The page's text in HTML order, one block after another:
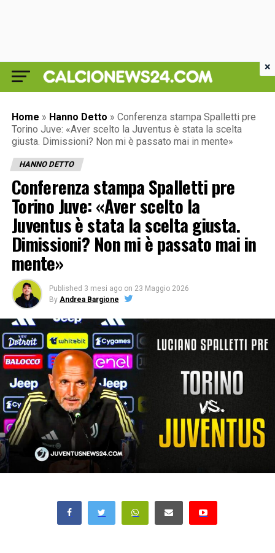
Home » Hanno Detto » Conferenza stampa Spalletti pre
Torino Juve: «Aver scelto la Juventus è stata la scelta
giusta. Dimissioni? Non mi è passato mai in mente»
HANNO DETTO
Conferenza stampa Spalletti pre
Torino Juve: «Aver scelto la
Juventus è stata la scelta giusta.
Dimissioni? Non mi è passato mai in
mente»
Published 3 mesi ago on 23 Maggio 2026
By Andrea Bargione
×